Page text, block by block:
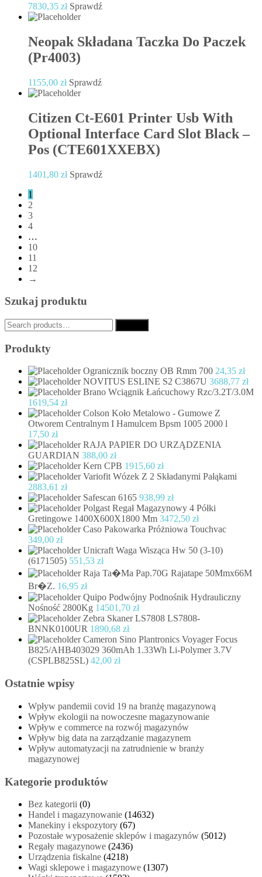
7830,35 zł Sprawdź
Neopak Składana Taczka Do Paczek
(Pr4003)
1155,00 zł Sprawdź
Citizen Ct-E601 Printer Usb With
Optional Interface Card Slot Black –
Pos (CTE601XXEBX)
1401,80 zł Sprawdź
1
2
3
4
…
10
11
12
→
Szukaj produktu
Search
for:
Produkty
Ogranicznik boczny OB Rmm 700 24,35 zł
NOVITUS ESLINE S2 C3867U 3688,77 zł
Brano Wciągnik Łańcuchowy Rzc/3.2T/3.0M
1619,54 zł
Colson Koło Metalowo - Gumowe Z
Otworem Centralnym I Hamulcem Bpsm 1005 2000 l
17,50 zł
RAJA PAPIER DO URZĄDZENIA
GUARDIAN 388,00 zł
Kern CPB 1915,60 zł
Variofit Wózek Z 2 Składanymi Pałąkami
2883,61 zł
Safescan 6165 938,99 zł
Polgast Regał Magazynowy 4 Półki
Gretingowe 1400X600X1800 Mm 3472,50 zł
Caso Pakowarka Próżniowa Touchvac
349,00 zł
Unicraft Waga Wisząca Hw 50 (3-10)
(6171505) 551,53 zł
Raja Ta�Ma Pap.70G Rajatape 50Mmx66M
Br�Z. 16,95 zł
Quipo Podwójny Podnośnik Hydrauliczny
Nośność 2800Kg 14501,70 zł
Zebra Skaner LS7808 LS7808-
BNNK0100UR 1890,68 zł
Cameron Sino Plantronics Voyager Focus
B825/AHB403029 360mAh 1.33Wh Li-Polymer 3.7V
(CSPLB825SL) 42,00 zł
Ostatnie wpisy
Wpływ pandemii covid 19 na branżę magazynową
Wpływ ekologii na nowoczesne magazynowanie
Wpływ e commerce na rozwój magazynów
Wpływ big data na zarządzanie magazynem
Wpływ automatyzacji na zatrudnienie w branży
magazynowej
Kategorie produktów
Bez kategorii (0)
Handel i magazynowanie (14632)
Manekiny i ekspozytory (67)
Pozostałe wyposażenie sklepów i magazynów (5012)
Regały magazynowe (2436)
Urządzenia fiskalne (4218)
Wagi sklepowe i magazynowe (1307)